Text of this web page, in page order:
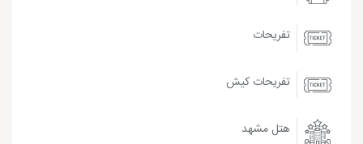
تفریحات
تفریحات کیش
هتل مشهد